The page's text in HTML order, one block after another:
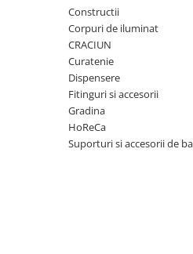
Articole ambalare
Articole bucatarie
Articole mobila
Articole organizare
Articole Sportive
Cutii postale
Constructii
Corpuri de iluminat
CRACIUN
Curatenie
Dispensere
Fitinguri si accesorii
Gradina
HoReCa
Suporturi si accesorii de